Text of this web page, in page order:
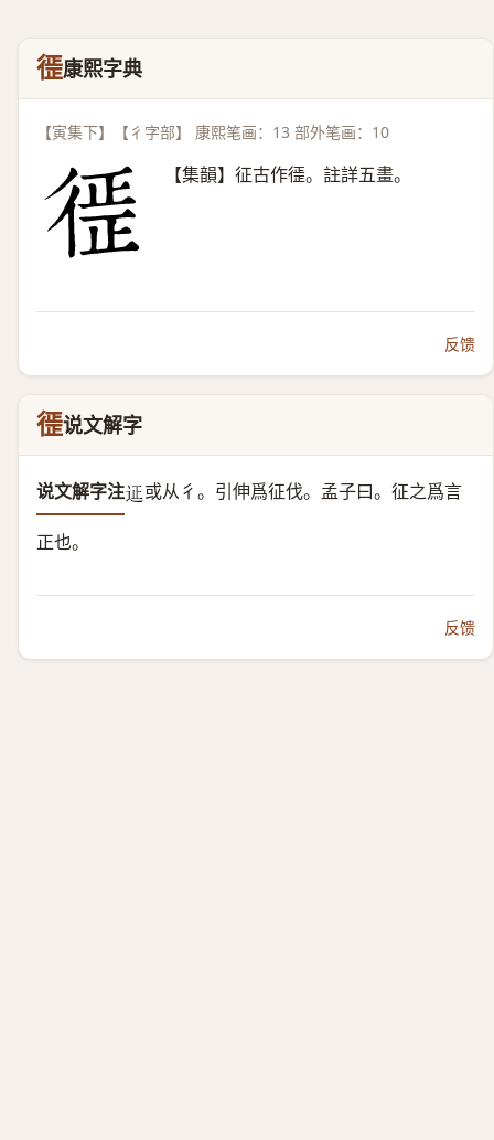
徰康熙字典
【寅集下】【彳字部】 康熙笔画：13 部外笔画：10
【集韻】征古作徰。註詳五畫。
反馈
徰说文解字
说文解字注𨒌 或从彳。 引伸爲征伐。孟子曰。征之爲言
正也。
反馈